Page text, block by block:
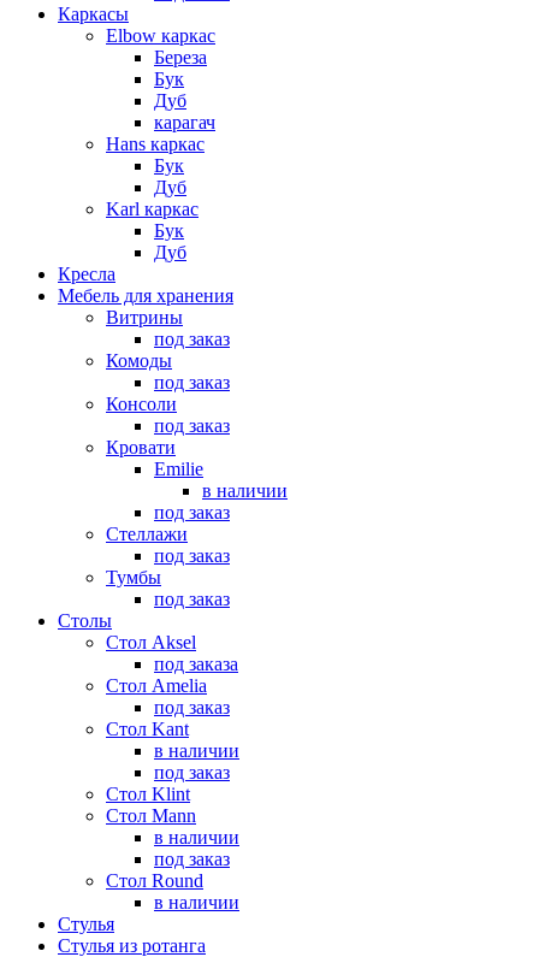
Каркасы
Elbow каркас
Береза
Бук
Дуб
карагач
Hans каркас
Бук
Дуб
Karl каркас
Бук
Дуб
Кресла
Мебель для хранения
Витрины
под заказ
Комоды
под заказ
Консоли
под заказ
Кровати
Emilie
в наличии
под заказ
Стеллажи
под заказ
Тумбы
под заказ
Столы
Стол Aksel
под заказа
Стол Amelia
под заказ
Стол Kant
в наличии
под заказ
Стол Klint
Стол Mann
в наличии
под заказ
Стол Round
в наличии
Стулья
Стулья из ротанга